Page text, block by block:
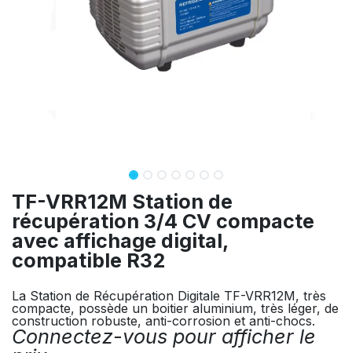
TF-VRR12M Station de
récupération 3/4 CV compacte
avec affichage digital,
compatible R32
La Station de Récupération Digitale TF-VRR12M, très
compacte, possède un boitier aluminium, très léger, de
construction robuste, anti-corrosion et anti-chocs.
Connectez-vous pour afficher le